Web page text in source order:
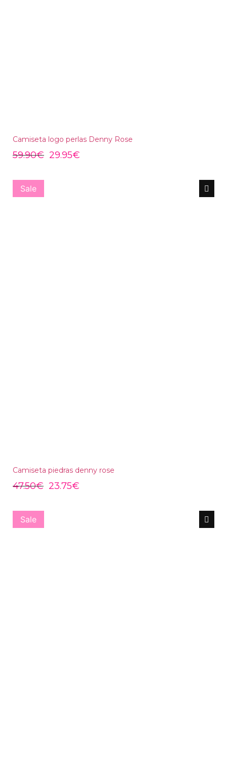
Camiseta logo perlas Denny Rose
59.90€ 29.95€
Sale
Camiseta piedras denny rose
47.50€ 23.75€
Sale